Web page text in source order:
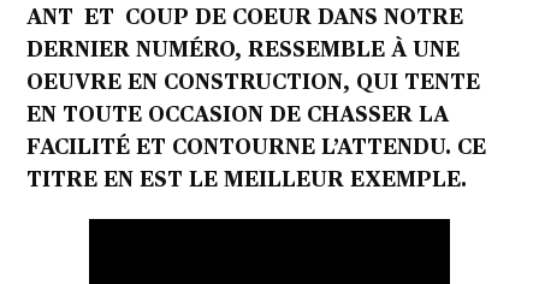
ANT ET COUP DE COEUR DANS NOTRE
DERNIER NUMÉRO, RESSEMBLE À UNE
OEUVRE EN CONSTRUCTION, QUI TENTE
EN TOUTE OCCASION DE CHASSER LA
FACILITÉ ET CONTOURNE L’ATTENDU. CE
TITRE EN EST LE MEILLEUR EXEMPLE.